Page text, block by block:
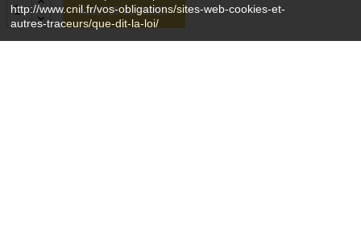
Ajouter au panier
Livraison
Plan du site
http://www.cnil.fr/vos-obligations/sites-web-cookies-et-
autres-traceurs/que-dit-la-loi/